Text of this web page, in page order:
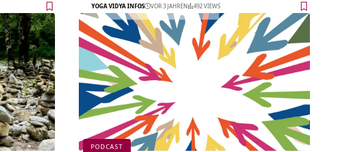
YOGA VIDYA INFOS VOR 3 JAHREN 492 VIEWS
PODCAST